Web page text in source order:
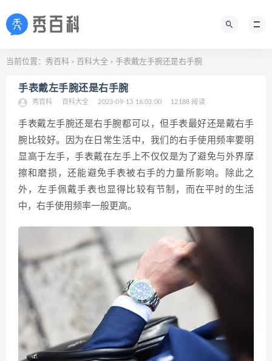
当前位置： 秀百科 > 百科大全 > 手表戴左手腕还是右手腕
手表戴左手腕还是右手腕
秀百科 百科大全 2023-09-13 16:03:00 12188 阅读
手表戴左手腕还是右手腕都可以，但手表最好还是戴右手
腕比较好。因为在日常生活中，我们的右手使用频率要明
显高于左手，手表戴在左手上不仅仅是为了避免与外界摩
擦和磨损，还能避免手表被右手的力量所影响。除此之
外，左手佩戴手表也显得比较有节制，而在平时的生活
中，右手使用频率一般更高。